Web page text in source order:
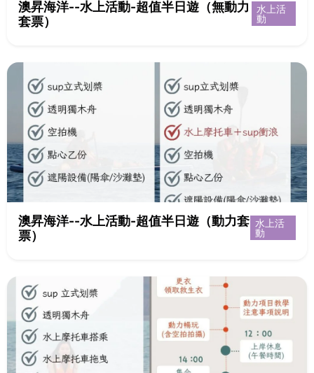
澳昇海洋--水上活動-超值半日遊（無動力
套票）
水上活
動
澳昇海洋--水上活動-超值半日遊（動力套
票）
水上活
動